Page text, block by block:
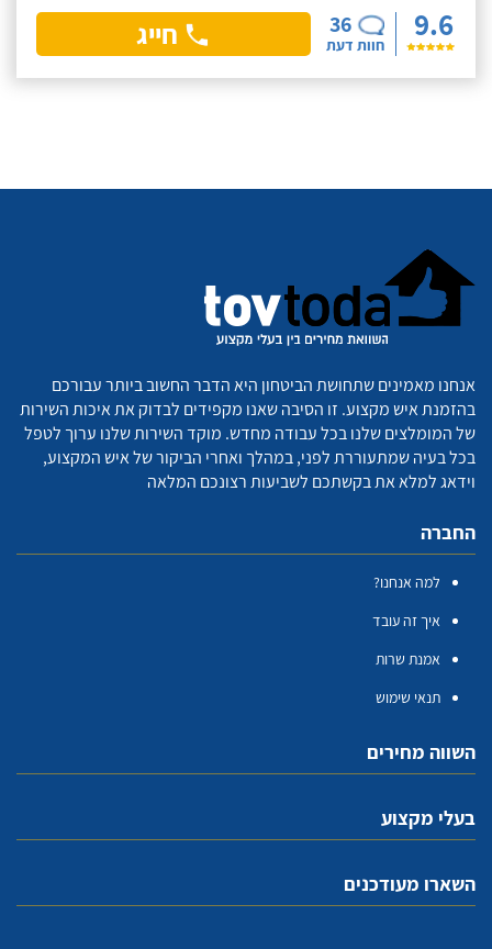
9.6
36
חוות דעת חייג
אנחנו מאמינים שתחושת הביטחון היא הדבר החשוב ביותר עבורכם
בהזמנת איש מקצוע. זו הסיבה שאנו מקפידים לבדוק את איכות השירות
של המומלצים שלנו בכל עבודה מחדש. מוקד השירות שלנו ערוך לטפל
בכל בעיה שמתעוררת לפני, במהלך ואחרי הביקור של איש המקצוע,
וידאג למלא את בקשתכם לשביעות רצונכם המלאה
החברה
למה אנחנו?
איך זה עובד
אמנת שרות
תנאי שימוש
השווה מחירים
בעלי מקצוע
השארו מעודכנים